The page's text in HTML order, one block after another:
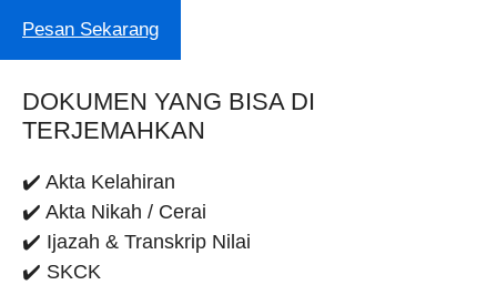
Pesan Sekarang
DOKUMEN YANG BISA DI
TERJEMAHKAN
✔️ Akta Kelahiran
✔️ Akta Nikah / Cerai
✔️ Ijazah & Transkrip Nilai
✔️ SKCK